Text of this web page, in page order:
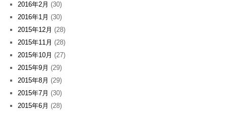
2016年2月 (30)
2016年1月 (30)
2015年12月 (28)
2015年11月 (28)
2015年10月 (27)
2015年9月 (29)
2015年8月 (29)
2015年7月 (30)
2015年6月 (28)